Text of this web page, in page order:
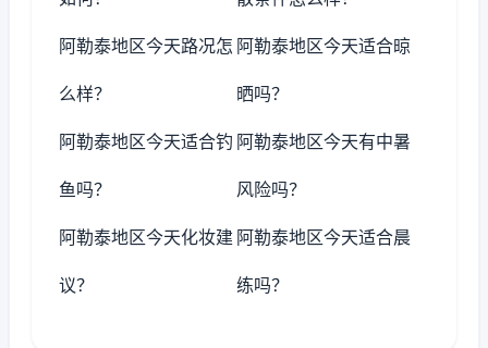
阿勒泰地区今天路况怎
么样？
阿勒泰地区今天适合晾
晒吗？
阿勒泰地区今天适合钓
鱼吗？
阿勒泰地区今天有中暑
风险吗？
阿勒泰地区今天化妆建
议？
阿勒泰地区今天适合晨
练吗？